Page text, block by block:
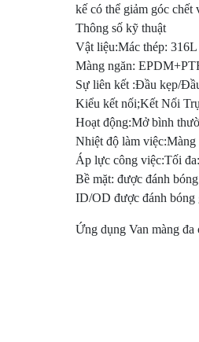
kế có thể giảm góc chết
Thông số kỹ thuật
Vật liệu:Mác thép: 316L
Màng ngăn:
Sự liên kết :Đầu kẹp/
Kiểu kết nối;Kết Nối
Hoạt động:Mở bình
Nhiệt độ làm
Áp lực công việc:Tối
Bề mặt: được đánh
ID/OD được đánh
Ứng dụng Van màng